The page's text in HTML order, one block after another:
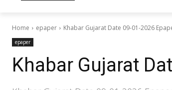
Home epaper Khabar Gujarat Date 09-01-2026
epaper
Khabar Gujarat